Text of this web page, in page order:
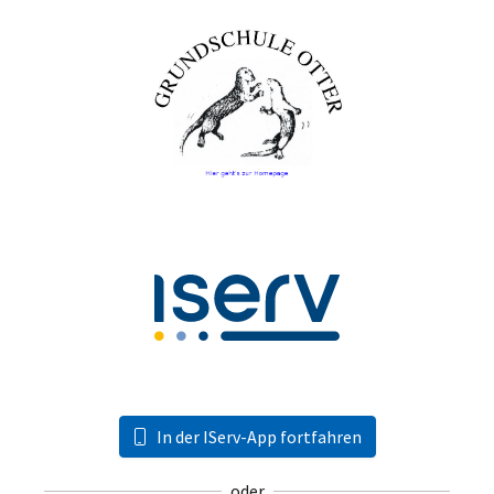
In der IServ-App fortfahren